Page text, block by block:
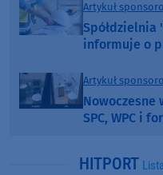
Artykuł
Spółdzielnia
informuje o
Artykuł
Nowoczesne
SPC, WPC i
HITPORT